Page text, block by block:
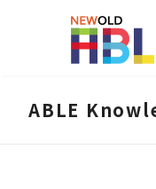
ABLE